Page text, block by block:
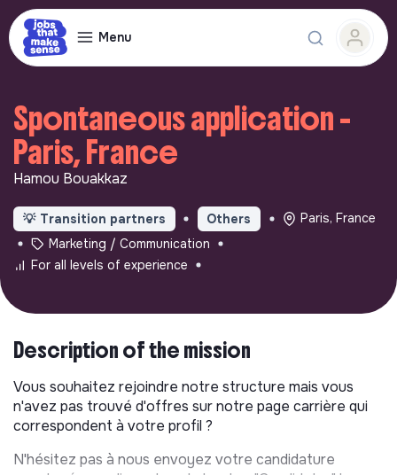
Menu
Spontaneous application -
Paris, France
Hamou Bouakkaz
💡 Transition partners Others
Paris, France
Marketing / Communication
For all levels of experience
Description of the mission
Vous souhaitez rejoindre notre structure mais vous
n'avez pas trouvé d'offres sur notre page carrière qui
correspondent à votre profil ?
N'hésitez pas à nous envoyez votre candidature